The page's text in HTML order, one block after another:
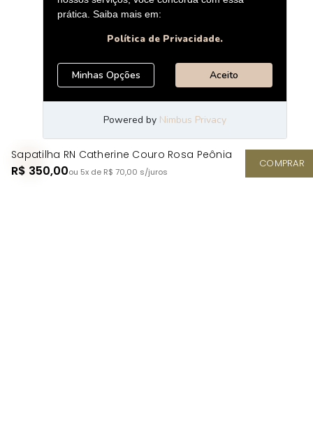
Sapatilha RN Catherine Couro Rosa Peônia
R$ 350,00ou 5x de R$ 70,00 s/juros
COMPRAR